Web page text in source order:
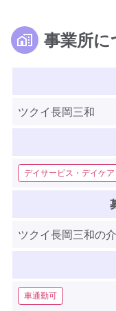
事業所に
ツクイ長岡三和
デイサービス・デイケア
ツクイ長岡三和の
車通勤可